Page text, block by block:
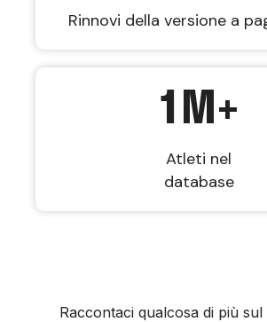
Rinnovi della versione a
1M+
Atleti nel
database
Raccontaci qualcosa di più sul